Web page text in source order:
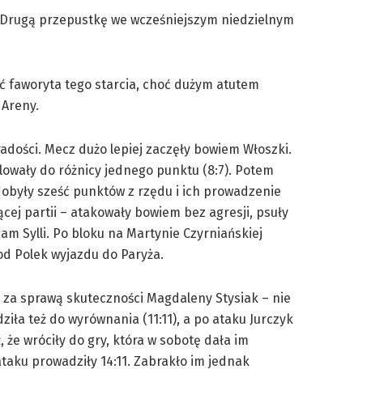
przepustkę we wcześniejszym niedzielnym
faworyta tego starcia, choć dużym atutem
Mecz dużo lepiej zaczęły bowiem Włoszki.
do różnicy jednego punktu (8:7). Potem
sześć punktów z rzędu i ich prowadzenie
partii – atakowały bowiem bez agresji, psuły
Sylli. Po bloku na Martynie Czyrniańskiej
Polek wyjazdu do Paryża.
za sprawą skuteczności Magdaleny Stysiak – nie
też do wyrównania (11:11), a po ataku Jurczyk
wróciły do gry, która w sobotę dała im
prowadziły 14:11. Zabrakło im jednak